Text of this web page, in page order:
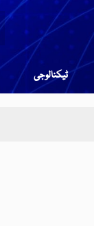
ٹیکنالوجی